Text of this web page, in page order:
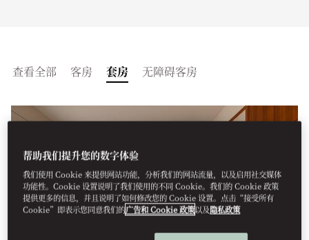
查看全部 客房 套房 无障碍客房
帮助我们提升您的数字体验
我们使用 Cookie 来提供网站功能，分析我们的网站流量，以及启用社交媒体
功能性。Cookie 设置说明了我们使用的不同 Cookie。我们的 Cookie 政策
提供更多的信息，并且说明了如何修改您的 Cookie 设置。点击“接受所有
Cookie”即表示您同意我们的广告和 Cookie 政策以及隐私政策